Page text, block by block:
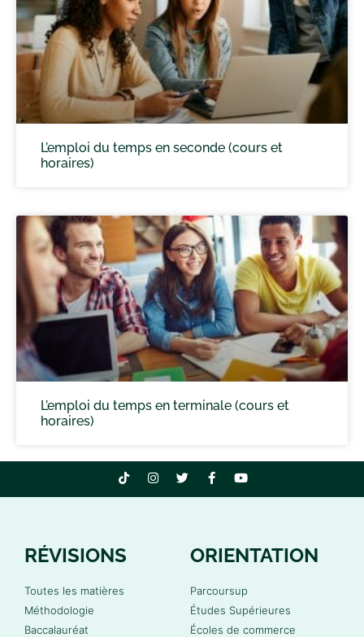
L’emploi du temps en seconde (cours et
horaires)
L’emploi du temps en terminale (cours et
horaires)
RÉVISIONS
Toutes les matières
Méthodologie
Baccalauréat
ORIENTATION
Parcoursup
Études Supérieures
Écoles de commerce